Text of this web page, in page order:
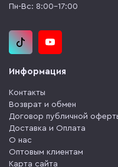
Пн-Вс: 8:00-17:00
Информация
Контакты
Возврат и обмен
Договор публичной
Доставка и Оплата
О нас
Оптовым клиентам
Карта сайта